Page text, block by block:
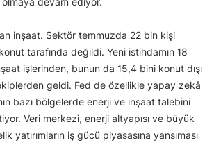
inşaat. Sektör temmuzda 22 bin kişi
tarafında değildi. Yeni istihdamın 18
işlerinden, bunun da 15,4 bini konut dışı
geldi. Fed de özellikle yapay zekâ
bazı bölgelerde enerji ve inşaat talebini
Veri merkezi, enerji altyapısı ve büyük
yatırımların iş gücü piyasasına yansıması